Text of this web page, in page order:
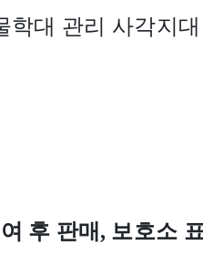
학대 관리 사각지
후 판매 , 보호소